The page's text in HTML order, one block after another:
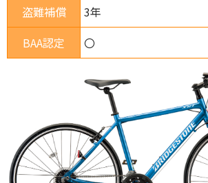
盗難補償
3年
BAA認定
〇